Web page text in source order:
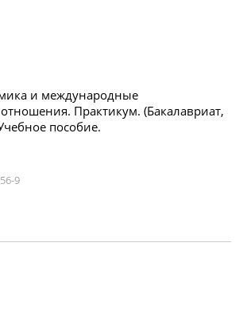
и международные
Практикум. (Бакалавриат,
пособие.
9